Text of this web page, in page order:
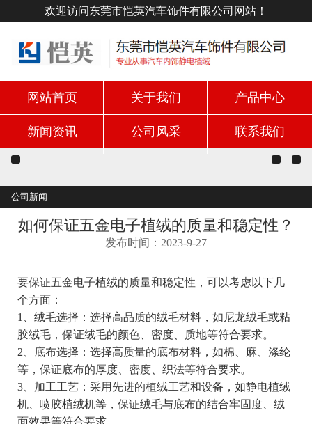
欢迎访问东莞市恺英汽车饰件有限公司网站！
网站首页 关于我们 产品中心
新闻资讯 公司风采 联系我们
公司新闻
如何保证五金电子植绒的质量和稳定性？
发布时间：2023-9-27
要保证五金电子植绒的质量和稳定性，可以考虑以下几
个方面：
1、绒毛选择：选择高品质的绒毛材料，如尼龙绒毛或粘
胶绒毛，保证绒毛的颜色、密度、质地等符合要求。
2、底布选择：选择高质量的底布材料，如棉、麻、涤纶
等，保证底布的厚度、密度、织法等符合要求。
3、加工工艺：采用先进的植绒工艺和设备，如静电植绒
机、喷胶植绒机等，保证绒毛与底布的结合牢固度、绒